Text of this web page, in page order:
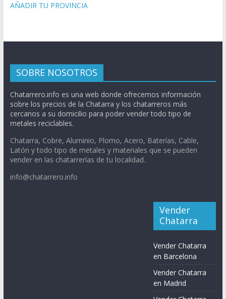
AÑADIR TU PROVINCIA
SOBRE NOSOTROS
Chatarrero.info es una web donde ofrecemos información
sobre los precios de la Chatarra y los chatarreros más
cercanos a su domicilio para poder vender todo tipo de
metales reciclables.
Chatarra, Cobre, Aluminio, Plomo, Acero, Baterías, Cable,
Latón y todo tipo de metales y materiales que se pueden
vender en las chatarrerías de tu localidad.
info@chatarrero.info
Vender
Chatarra
Vender Chatarra
en Barcelona
Vender Chatarra
en Madrid